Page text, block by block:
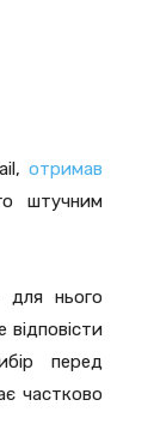
отримав
штучним
для нього
відповісти
перед
частково